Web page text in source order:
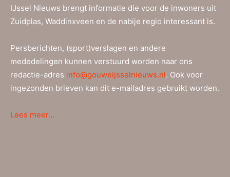
IJssel Nieuws brengt informatie die voor de inwoners uit
Zuidplas, Waddinxveen en de nabije regio interessant is.
Persberichten, (sport)verslagen en andere
mededelingen kunnen verstuurd worden naar ons
redactie-adres info@gouweijsselnieuws.nl. Ook voor
ingezonden brieven kan dit e-mailadres gebruikt worden.
Lees meer…